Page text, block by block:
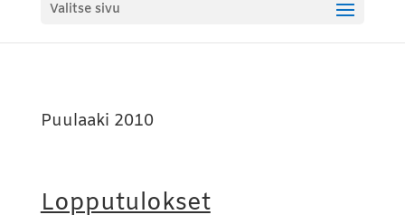
Valitse sivu
Puulaaki 2010
Lopputulokset